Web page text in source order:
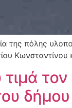
της πόλης
Κωνσταντίνου
τον